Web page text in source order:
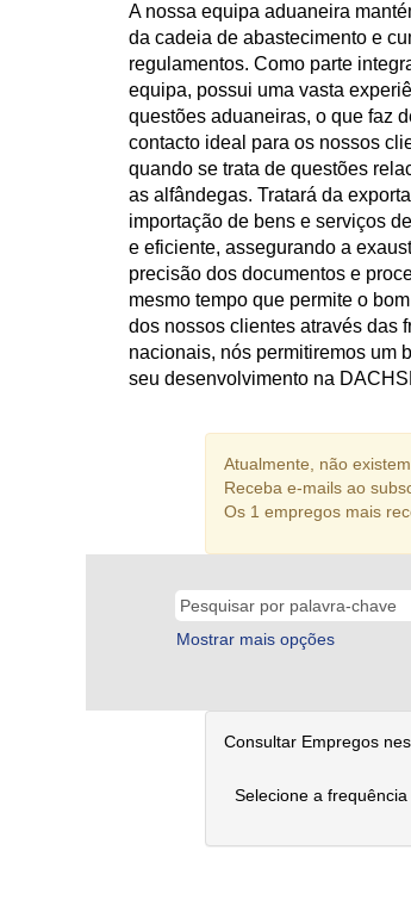
A nossa equipa aduaneira
da cadeia de abastecimento e
regulamentos. Como parte
equipa, possui uma vasta
questões aduaneiras, o que faz
contacto ideal para os nossos
quando se trata de questões
as alfândegas. Tratará da
importação de bens e serviços
e eficiente, assegurando a
precisão dos documentos e
mesmo tempo que permite o
dos nossos clientes através das
nacionais, nós permitiremos um
seu desenvolvimento na
Atualmente, não
Receba e-mails ao
Os 1 empregos mais
Mostrar mais opções
Consultar Empregos
Selecione a